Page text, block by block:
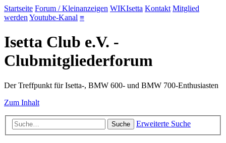
Startseite Forum / Kleinanzeigen WIKIsetta Kontakt Mitglied
werden Youtube-Kanal ≡
Isetta Club e.V. -
Clubmitgliederforum
Der Treffpunkt für Isetta-, BMW 600- und BMW 700-Enthusiasten
Zum Inhalt
Suche Erweiterte Suche